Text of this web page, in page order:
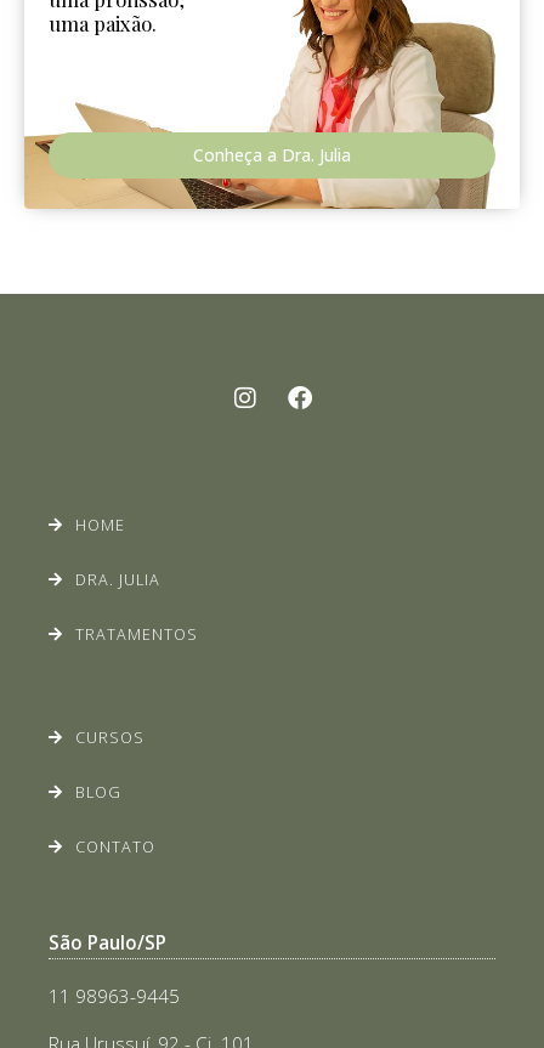
uma paixão.
Conheça a Dra. Julia
HOME
DRA. JULIA
TRATAMENTOS
CURSOS
BLOG
CONTATO
São Paulo/SP
11 98963-9445